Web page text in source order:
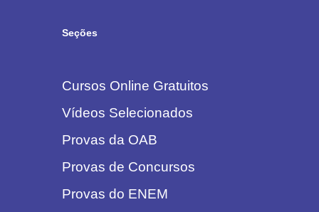
Seções
Cursos Online Gratuitos
Vídeos Selecionados
Provas da OAB
Provas de Concursos
Provas do ENEM